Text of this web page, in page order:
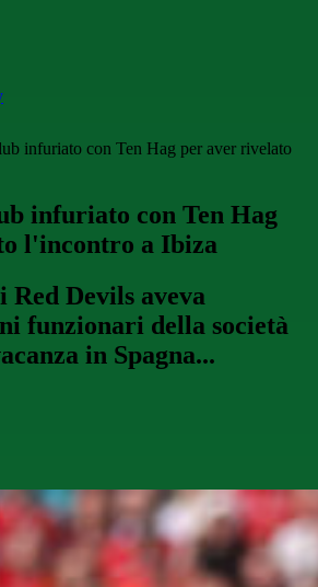
infuriato con Ten Hag per aver rivelato
infuriato con Ten Hag
l'incontro a Ibiza
Devils aveva
funzionari della società
in Spagna...